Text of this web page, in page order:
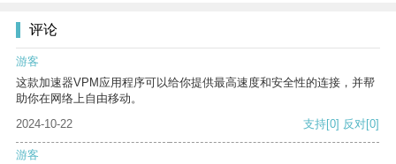
评论
游客
这款加速器VPM应用程序可以给你提供最高速度和安全性的连接，并帮
助你在网络上自由移动。
2024-10-22
支持[0] 反对[0]
游客